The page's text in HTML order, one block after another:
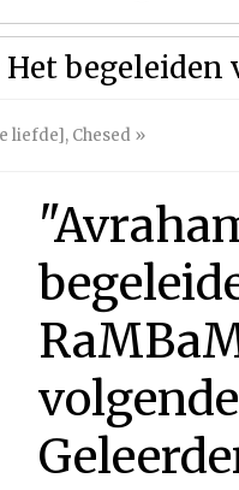
begeleiden
liefde], Chesed »